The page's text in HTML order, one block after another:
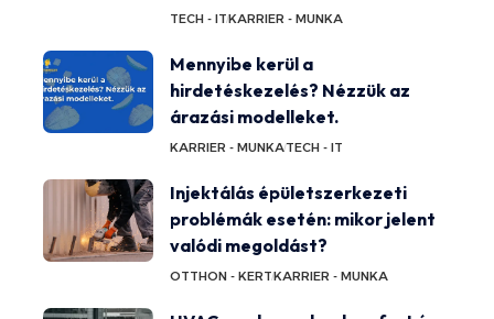
TECH - ITKARRIER - MUNKA
Mennyibe kerül a
hirdetéskezelés? Nézzük az
árazási modelleket.
KARRIER - MUNKATECH - IT
Injektálás épületszerkezeti
problémák esetén: mikor jelent
valódi megoldást?
OTTHON - KERTKARRIER - MUNKA